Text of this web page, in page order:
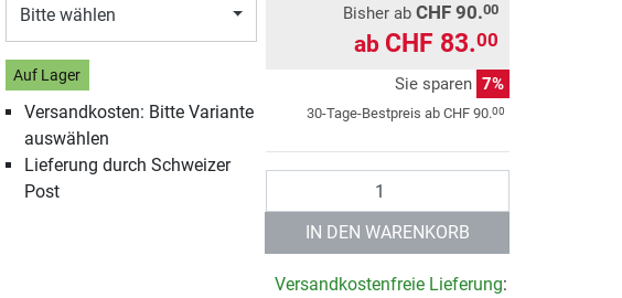
Bitte wählen
Auf Lager
Versandkosten: Bitte Variante
auswählen
Lieferung durch Schweizer
Post
Bisher ab CHF 90.00
ab CHF 83.00
Sie sparen 7%
30-Tage-Bestpreis ab CHF 90.00
IN DEN WARENKORB
Versandkostenfreie Lieferung: